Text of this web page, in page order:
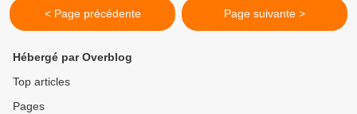
< Page précédente Page suivante >
Hébergé par Overblog
Top articles
Pages